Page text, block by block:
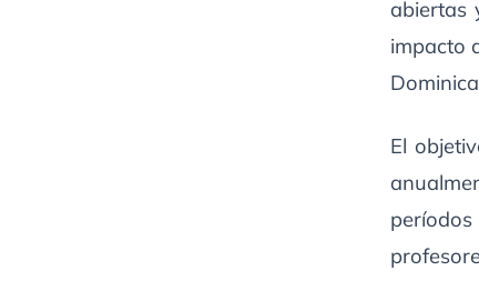
abiertas
impacto
El